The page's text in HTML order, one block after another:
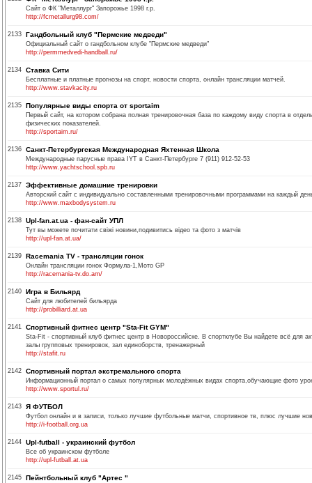
Сайт о ФК "Металлург" Запорожье 1998 г.р.
http://fcmetallurg98.com/
2133 Гандбольный клуб "Пермские медведи"
Официальный сайт о гандбольном клубе "Пермские медведи"
http://permmedvedi-handball.ru/
2134 Ставка Сити
Бесплатные и платные прогнозы на спорт, новости спорта, онлайн трансляции матчей.
http://www.stavkacity.ru
2135 Популярные виды спорта от sportaim
Первый сайт, на котором собрана полная тренировочная база по каждому виду спорта в
физических показателей.
http://sportaim.ru/
2136 Санкт-Петербургская Международная Яхтенная Школа
Международные парусные права IYT в Санкт-Петербурге 7 (911) 912-52-53
http://www.yachtschool.spb.ru
2137 Эффективные домашние тренировки
Авторский сайт с индивидуально составленными тренировочными программами на каждый
http://www.maxbodysystem.ru
2138 Upl-fan.at.ua - фан-сайт УПЛ
Тут вы можете почитати свіжі новини,подивитись відео та фото з матчів
http://upl-fan.at.ua/
2139 Racemania TV - трансляции гонок
Онлайн трансляции гонок Формула-1,Мото GP
http://racemania-tv.do.am/
2140 Игра в Бильярд
Сайт для любителей бильярда
http://probilliard.at.ua
2141 Спортивный фитнес центр "Sta-Fit GYM"
Sta-Fit - спортивный клуб фитнес центр в Новороссийске. В спортклубе Вы найдете всё для
залы групповых тренировок, зал единоборств, тренажерный
http://stafit.ru
2142 Спортивный портал экстремального спорта
Информационный портал о самых популярных молодёжных видах спорта,обучающие фото
http://www.sportul.ru/
2143 Я ФУТБОЛ
Футбол онлайн и в записи, только лучшие футбольные матчи, спортивное тв, плюс лучшие
http://i-football.org.ua
2144 Upl-futball - украинский футбол
Все об украинском футболе
http://upl-futball.at.ua
2145 Пейнтбольный клуб "Артес "